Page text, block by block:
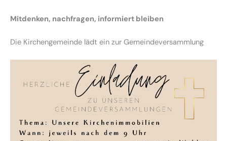
Mitdenken, nachfragen, informiert bleiben
Die Kirchengemeinde lädt ein zur Gemeindeversammlung